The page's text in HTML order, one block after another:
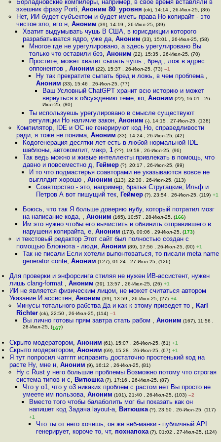
Борладновские компилеры, например, в своё время вставляли в
эхешник фразу Porti, Аноним 80_уровня (ok), 14:14 , 26-Июл-25, (36)
Нет, ИИ будет субъектом и будет иметь права Но копирайт - это
чистое зло, его н, Аноним (39), 14:19 , 26-Июл-25, (39)
Хватит выдумывать чушь В США, в юрисдикции которого
разрабатыватся ядро, уже да, Аноним (33), 15:01 , 26-Июл-25, (58)
Многое где не урегулировано, а здесь урегулировано Вы
только что оставили без,Аноним (22), 15:35 , 26-Июл-25, (70)
Простите, может хватит сыпать чушь , бред , лож в адрес
оппонентов ,Аноним (22), 15:37 , 26-Июл-25, (73) –1
Ну так прекратите сыпать бред и ложь, в чем проблема ,
Аноним (33), 15:46 , 26-Июл-25, (77)
Ваш Условный ChatGPT хранит всю историю и может
вернуться к обсуждению теме, ко, Аноним (22), 16:01 , 26-
Июл-25, (80)
Ты используешь урегулировано в смысле существуют
регуляции Но наличие закон,Аноним (-), 14:15 , 27-Июл-25, (138)
Компилятор, IDE и ОС не генерируют код Но, справедливости
ради, я тоже не понима, Аноним (33), 14:24 , 26-Июл-25, (42)
Кодогенерация десятки лет есть в любой нормальной IDE
шаблоны, автокомлит, макр, 1(??), 19:58 , 26-Июл-25, (96)
Так ведь можно и живые интеллекты привлекать в помощь, что
давно и повсеместно д, Геймер(?), 20:17 , 26-Июл-25, (99)
И то что подмастерья соавторами не указываются вовсе не
выглядит хорошо ,Аноним (113), 22:30 , 26-Июл-25, (113)
Соавторство - это, например, братья Стругацкие, Ильф и
Петров А вот пишущий тек, Геймер(?), 23:54 , 26-Июл-25, (119) +1
Боюсь, что так Я больше доверяю нубу, который потратил мозг
на написание кода, , Аноним (165), 10:57 , 28-Июл-25, (166)
Им это нужно чтобы его вычистить и обвинить отправившего в
нарушени копирайта, е, Аноним (173), 00:06 , 29-Июл-25, (173)
и текстовый редактор Этот сайт был полностью создан с
помощью Блокнота - люди, Аноним (89), 17:56 , 26-Июл-25, (90) +1
Так не писали Если хотели выпонтоваться, то писали meta name
generator conte, Аноним (127), 01:24 , 27-Июл-25, (126)
Для проверки и энфорсинга стиляя не нужен ИB-ассистент, нужен
лишь clang-format ,Аноним (39), 13:57 , 26-Июл-25, (26) +1
ИИ не является физическим лицом, не может считаться автором
Указание И ассистен,Аноним (39), 13:59 , 26-Июл-25, (27) +4
Минусы тотального рабства Да и как к этому приведет то , Karl
Richter(ok), 22:50 , 26-Июл-25, (114) –1
Вы лично готовы прям завтра стать рабом , Аноним (167), 11:56 ,
28-Июл-25, (167)
Скрыто модератором,Аноним (61), 15:07 , 26-Июл-25, (61) +1
Скрыто модератором,Аноним (69), 15:28 , 26-Июл-25, (67) +1
Я тут попросил чатгпт исправить достаточно простенький код на
расте Ну, мне н,Аноним (9), 16:12 , 26-Июл-25, (81)
Ну с Rust у него большие проблемы Возможно потому что строгая
система типов и с, Витюшка(?), 17:16 , 26-Июл-25, (87)
Что у o1, что у o3 никаких проблем с растом нет Вы просто не
умеете им пользова, Аноним (101), 21:40 , 26-Июл-25, (103) –2
Вместо того чтобы балаболить мог бы показать как он
напишет код Задача layout-a, Витюшка (?), 23:50 , 26-Июл-25, (117)
+1
Что ты от него хочешь, он же веб-манки - публичный API
генерирует, короче то, чт, похнапоха(?), 01:02 , 27-Июл-25, (124)